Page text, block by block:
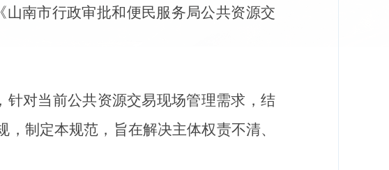
南市行政审批和便民服务局公共资源交
，针对当前公共资源交易现场管理需求，结
，制定本规范，旨在解决主体权责不清、